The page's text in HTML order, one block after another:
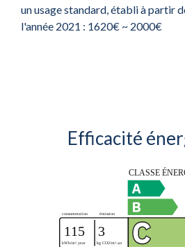
un usage standard, établi à partir
l'année 2021 : 1620€ ~ 2000€
Efficacité